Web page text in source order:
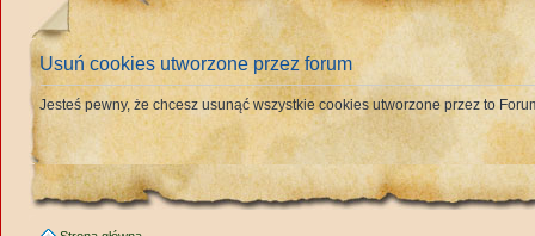
Usuń cookies utworzone przez forum
Jesteś pewny, że chcesz usunąć wszystkie cookies utworzone przez to